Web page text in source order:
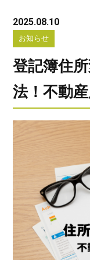
2025.08.10
お知らせ
登記簿住
法！不動